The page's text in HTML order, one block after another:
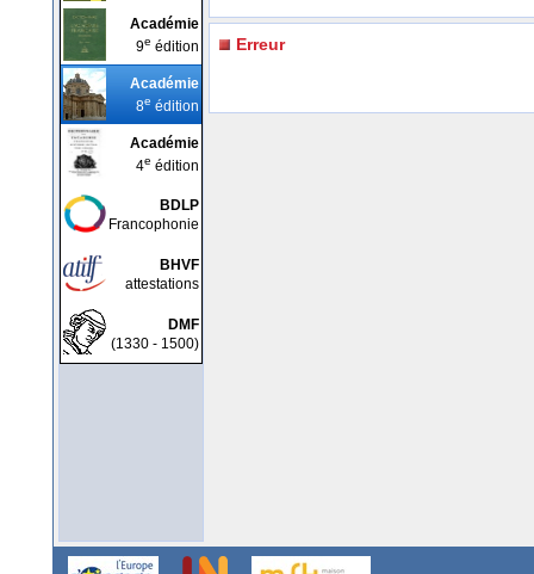
Académie
9e édition
Académie
8e édition
Académie
4e édition
BDLP
Francophonie
BHVF
attestations
DMF
(1330 - 1500)
Erreur